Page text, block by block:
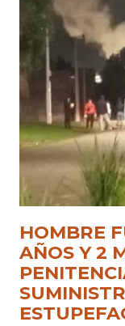
HOMBRE
AÑOS Y 2